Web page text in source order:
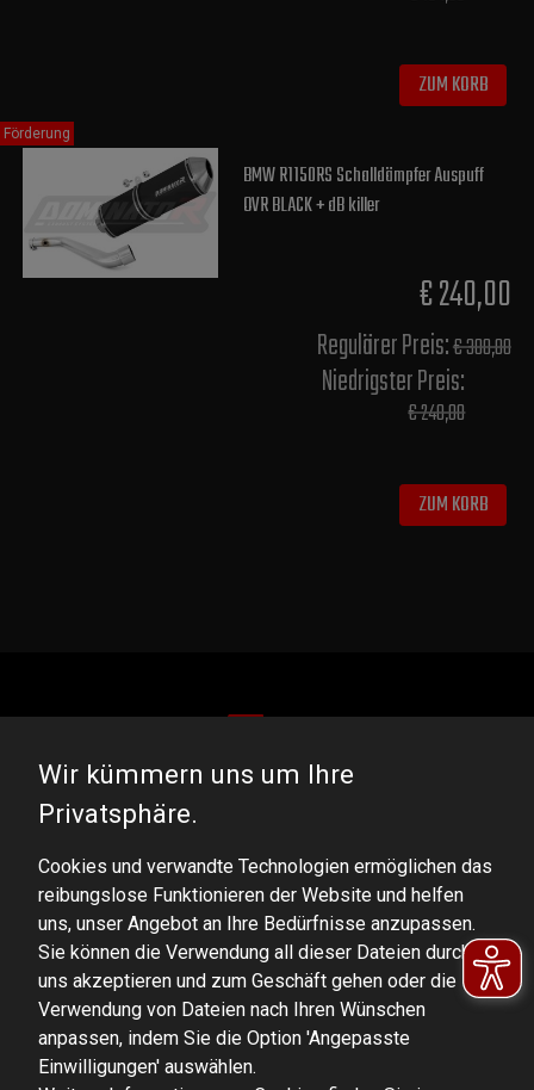
ZUM KORB
BMW R1150RS Schalldämpfer Auspuff
OVR BLACK + dB killer
€ 240,00
Regulärer Preis:€ 300,00
Niedrigster Preis:
€ 240,00
ZUM KORB
Förderung
DOMINATOR GROUP Sp. z o.o.
VAT ID No.: 6521751083
dominator@dominator.pl
© Copyright 2022 | Dominator Group Sp. z o. o.
Wir kümmern uns um Ihre
Privatsphäre.
Cookies und verwandte Technologien ermöglichen das
reibungslose Funktionieren der Website und helfen
uns, unser Angebot an Ihre Bedürfnisse anzupassen.
Sie können die Verwendung all dieser Dateien durch
uns akzeptieren und zum Geschäft gehen oder die
Verwendung von Dateien nach Ihren Wünschen
anpassen, indem Sie die Option 'Angepasste
Einwilligungen' auswählen.